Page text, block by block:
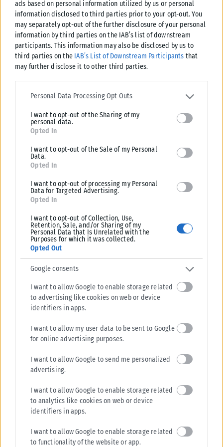
ads based on personal information utilized by us or personal
information disclosed to third parties prior to your opt-out. You
may separately opt-out of the further disclosure of your personal
information by third parties on the IAB’s list of downstream
participants. This information may also be disclosed by us to
third parties on the IAB’s List of Downstream Participants that
may further disclose it to other third parties.
Please note that this website/app uses one or more Google
services and may gather and store information including but not
deny consent to Google and its third-party tags to use your data
for below specified purposes in below Google consent section.
Personal Data Processing Opt Outs
I want to opt-out of the Sharing of my
personal data.
Opted In
I want to opt-out of the Sale of my Personal
Data.
Opted In
I want to opt-out of processing my Personal
Data for Targeted Advertising.
Opted In
I want to opt-out of Collection, Use,
Retention, Sale, and/or Sharing of my
Personal Data that Is Unrelated with the
Purposes for which it was collected.
Opted Out
Google consents
I want to allow Google to enable storage related
to advertising like cookies on web or device
identifiers in apps.
I want to allow my user data to be sent to Google
for online advertising purposes.
I want to allow Google to send me personalized
advertising.
I want to allow Google to enable storage related
to analytics like cookies on web or device
identifiers in apps.
I want to allow Google to enable storage related
to functionality of the website or app.
μου για ό,τι έχετε κάνει και είμαι βέβαιος ότι η συνεργασία θα
είναι ακόμα καλύτερη στο μέλλον ώστε να έρθουμε να
ολοκληρώσουμε την κατασκευή των έργων, να τα
εγκαινιάσουμε και να τα λειτουργήσουμε».
Ο Περιφερειάρχης και Πρόεδρος του ΦοΔΣΑ, Γιώργος
Χατζημάρκος, δήλωσε:«Έχουμε πει πολλές φορές ότι το
Περιβάλλον δεν υπηρετείται με λόγια, αλλά με έργα. Με
το μέλλον. Είμαι ιδιαίτερα χαρούμενος γιατί, στην
Περιφερειακή Επιτροπή της Περιφέρειας Νοτίου Αιγαίου,
εγκρίναμε τους όρους για τη διενέργεια του Δημόσιου
Διεθνούς Διαγωνισμού για την υλοποίηση ενός έργου με
τεράστια περιβαλλοντική σημασία:
Τις Μονάδες Ολοκληρωμένης Ανακύκλωσης και Ανάκτησης
Αποβλήτων για τους Δήμους Κω και Καλυμνίων, μέσω ΣΔΙΤ.
Ένα έργο που θα καλύψει ένα μεγάλο και χρόνιο κενό σε δύο
μεγάλα μας νησιά.
Ένα έργο με κατασκευαστικό κόστος 30,7 εκατομμυρίων
ευρώ, χρηματοδοτούμενο από το Υπουργείο Εθνικής
Οικονομίας, το οποίο θα υλοποιήσει η Περιφέρεια Νοτίου
Αιγαίου βάσει προγραμματικής σύμβασης που έχει συνάψει
με τον ΦοΔΣΑ Ν. Αιγαίου.
Το πρώτο έργο ΣΔΙΤ στην Ελλάδα με χρηματοδότηση κατά 80%
δημόσιους πόρους και αυτό γιατί δώσαμε την μάχη μαζί με
τον Γενικό Γραμματέα, Μανώλη Γραφάκο, για χαμηλότερο
κόστος λειτουργίας και αντίστοιχα χαμηλότερη επιβάρυνση
Χαρήκαμε ιδιαίτερα που στη συνεδρίαση είχαμε μαζί μας τον
Γενικό Γραμματέα Συντονισμού Διαχείρισης Αποβλήτων κ.
Γραφάκο του Υπουργείου Περιβάλλοντος, έναν άνθρωπο που
στάθηκε δίπλα μας σε όλα τα βήματα αυτής της δύσκολης